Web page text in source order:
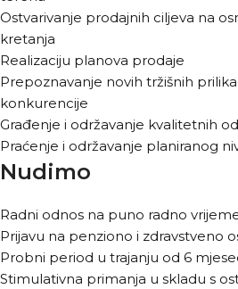
Ostvarivanje prodajnih ciljeva na
kretanja
Realizaciju planova prodaje
Prepoznavanje novih tržišnih
konkurencije
Građenje i održavanje kvalitetnih
Praćenje i održavanje planiranog
Nudimo
Radni odnos na puno radno
Prijavu na penziono i zdravstveno
Probni period u trajanju od 6
Stimulativna primanja u skladu s